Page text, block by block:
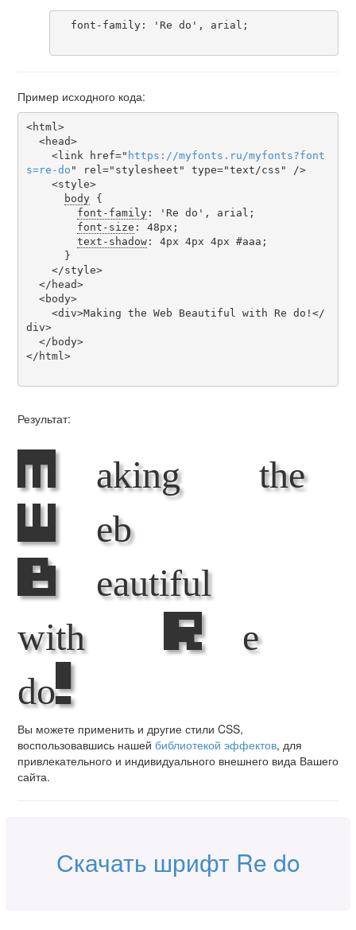
Пример исходного кода:
<html>
    <link href="
https ://myfonts . ru/myfonts?font
s=re-do " rel="stylesheet" type="text/css" />
body {
font-family: 'Re do', arial;
font-size : 48px;
text-shadow: 4px 4px 4px #aaa;
div>
</html>
Результат:
Making the
Web
Beautiful
with Re
do!
Вы можете применить и другие стили CSS,
воспользовавшись нашей библиотекой эффектов, для
привлекательного и индивидуального внешнего вида Вашего
сайта.
Скачать шрифт Re do